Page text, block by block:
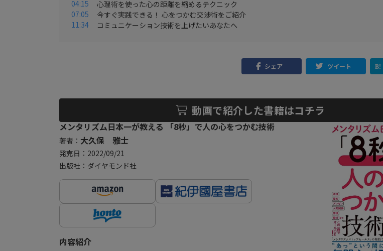
04:15
心理術を使った心の距離を縮めるテクニック
07:05
今すぐ実践できる！ 心をつかむ交渉術をご紹介
11:34
コミュニケーション技術を上げたいあなたへ
シェア ツイート
動画で紹介した書籍はコチラ
メンタリズム日本一が教える 「8秒」で人の心をつかむ技術
著者： 大久保 雅士
発売日：2022/09/21
出版社：ダイヤモンド社
内容紹介